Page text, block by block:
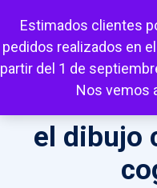
Estimados clientes
pedidos realizados en
partir del 1 de
Nos vemos
Mi cuenta Carrito
el dibujo